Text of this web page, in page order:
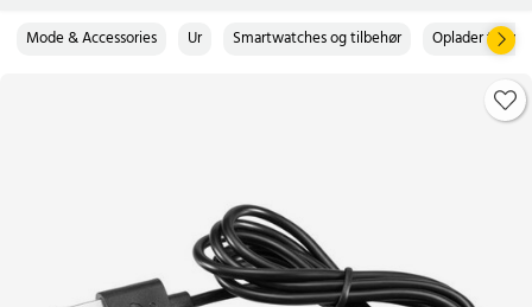
Mode & Accessories Ur Smartwatches og tilbehør Oplader til